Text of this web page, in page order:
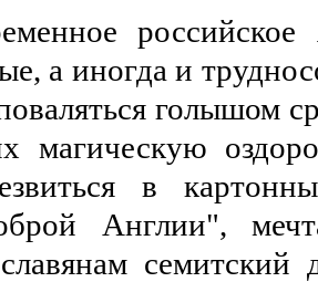
российское
а иногда и
голышом
магическую
в
Англии",
семитский